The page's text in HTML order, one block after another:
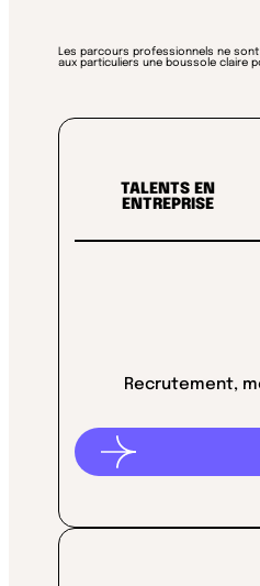
Les parcours professionnels ne
aux particuliers une boussole claire
TALENTS EN
ENTREPRISE
Recrutement,